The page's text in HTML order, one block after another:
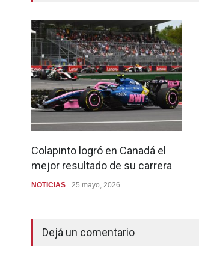
Colapinto logró en Canadá el
mejor resultado de su carrera
NOTICIAS 25 mayo, 2026
Dejá un comentario